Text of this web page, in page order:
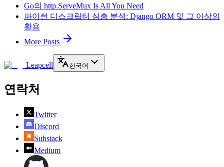
Go의 http.ServeMux Is All You Need
파이썬 디스크립터 심층 분석: Django ORM 및 그 이상의
활용
More Posts
Leapcell 한국어
연락처
Twitter
Discord
Substack
Medium